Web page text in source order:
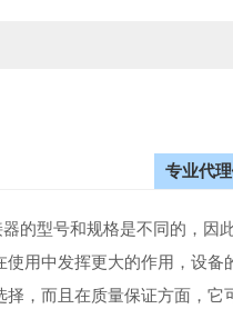
专业代
的型号和规格是不同的，因
用中发挥更大的作用，设
，而且在质量保证方面，